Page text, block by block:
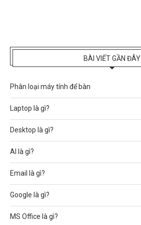
BÀI VIẾT GẦN ĐÂY
Phân loại máy tính để bàn
Laptop là gì?
Desktop là gì?
AI là gì?
Email là gì?
Google là gì?
MS Office là gì?